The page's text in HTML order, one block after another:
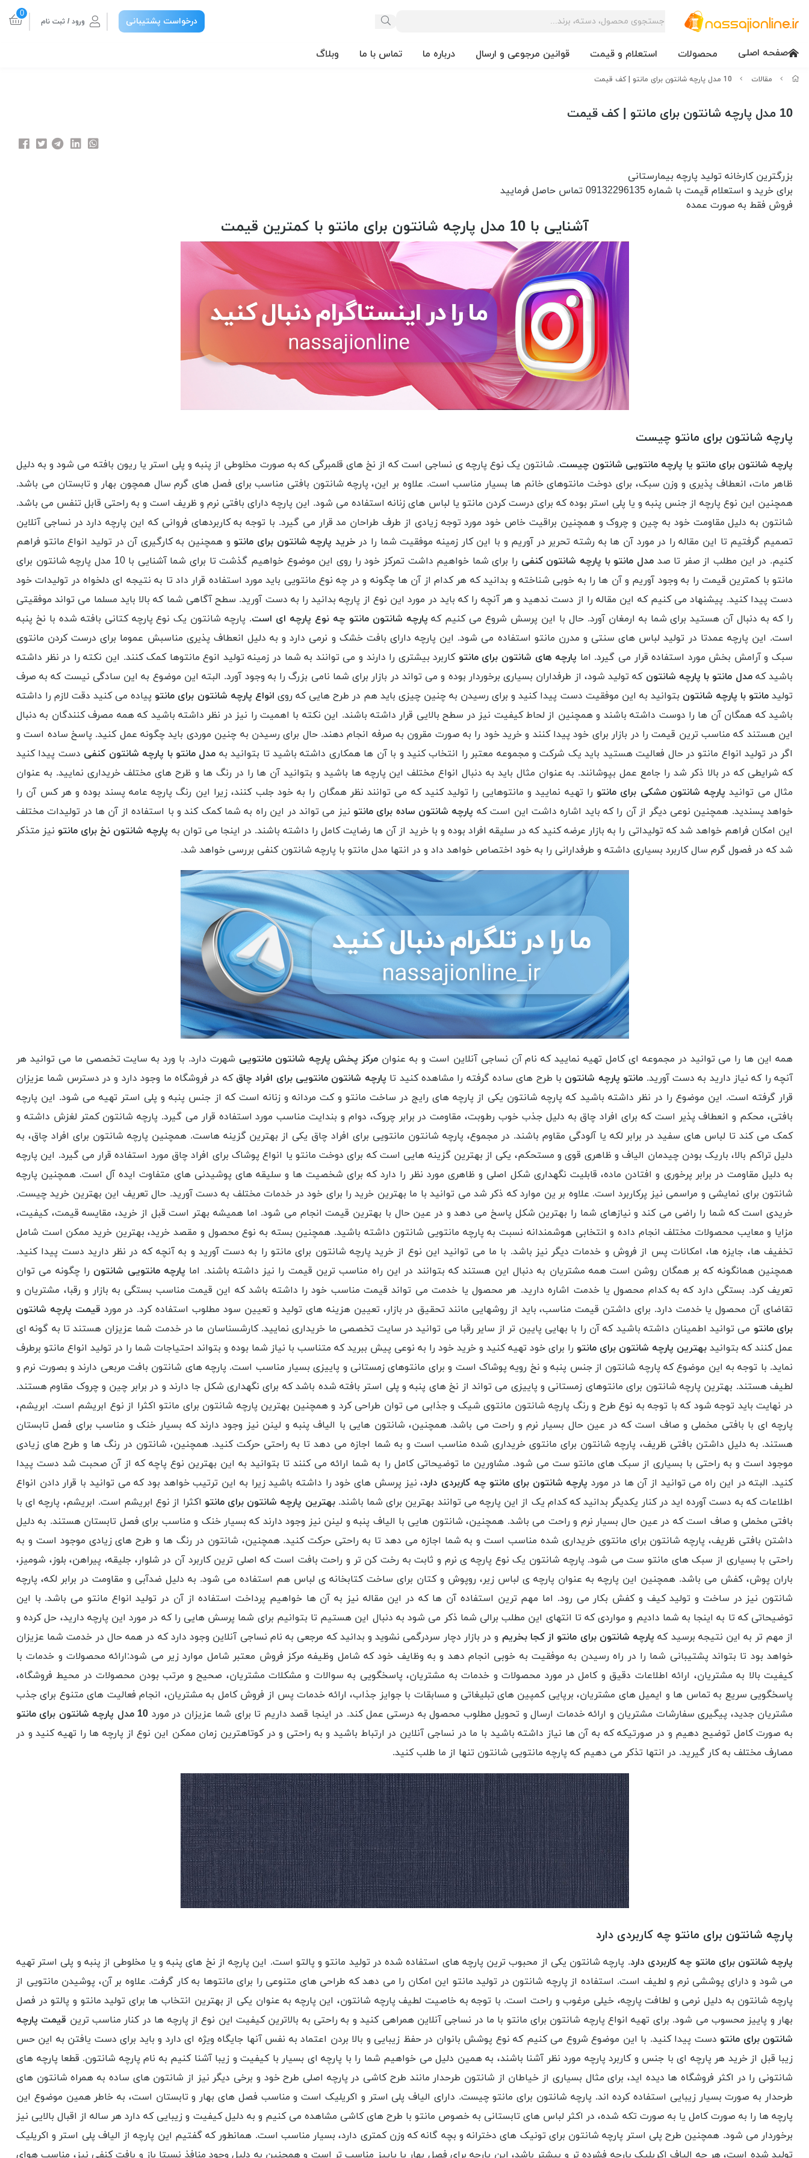
درخواست پشتیبانی ورود / ثبت نام
0
صفحه اصلی محصولات استعلام و قیمت قوانین مرجوعی و ارسال درباره ما تماس با ما وبلاگ
مقالات
10 مدل پارچه شانتون برای مانتو | کف قیمت
بزرگترین کارخانه تولید پارچه بیمارستانی
برای خرید و استعلام قیمت با شماره 09132296135 تماس حاصل فرمایید
فروش فقط به صورت عمده
آشنایی با 10 مدل پارچه شانتون برای مانتو با کمترین قیمت
پارچه شانتون برای مانتو چیست
پارچه شانتون برای مانتو یا پارچه مانتویی شانتون چیست. شانتون یک نوع پارچه ی نساجی است که از نخ های قلمبرگی که به صورت مخلوطی از پنبه و پلی استر یا ریون بافته می شود و به دلیل
ظاهر مات، انعطاف پذیری و وزن سبک، برای دوخت مانتوهای خانم ها بسیار مناسب است. علاوه بر این، پارچه شانتون بافتی مناسب برای فصل های گرم سال همچون بهار و تابستان می باشد.
همچنین این نوع پارچه از جنس پنبه و یا پلی استر بوده که برای درست کردن مانتو یا لباس های زنانه استفاده می شود. این پارچه دارای بافتی نرم و ظریف است و به راحتی قابل تنفس می باشد.
شانتون به دلیل مقاومت خود به چین و چروک و همچنین براقیت خاص خود مورد توجه زیادی از طرف طراحان مد قرار می گیرد. با توجه به کاربردهای فروانی که این پارچه دارد در نساجی آنلاین
تصمیم گرفتیم تا این مقاله را در مورد آن ها به رشته تحریر در آوریم و با این کار زمینه موفقیت شما را در خرید پارچه شانتون برای مانتو و همچنین به کارگیری آن در تولید انواع مانتو فراهم
کنیم. در این مطلب از صفر تا صدمدل مانتو با پارچه شانتون کنفی
را برای شما خواهیم داشت تمرکز خود را روی این موضوع خواهیم گذشت تا برای شما آشنایی با 10 مدل پارچه شانتون برای
مانتو با کمترین قیمت را به وجود آوریم و آن ها را به خوبی شناخته و بدانید که هر کدام از آن ها چگونه و در چه نوع مانتویی باید مورد استفاده قرار داد تا به نتیجه ای دلخواه در تولیدات خود
دست پیدا کنید. پیشنهاد می کنیم که این مقاله را از دست ندهید و هر آنچه را که باید در مورد این نوع از پارچه بدانید را به دست آورید. سطح آگاهی شما که بالا باید مسلما می تواند موفقیتی
را که به دنبال آن هستید برای شما به ارمغان آورد. حال با این پرسش شروع می کنیم که پارچه شانتون مانتو چه نوع پارچه ای است. پارچه شانتون یک نوع پارچه کتانی بافته شده با نخ پنبه
است. این پارچه عمدتا در تولید لباس های سنتی و مدرن مانتو استفاده می شود. این پارچه دارای بافت خشک و نرمی دارد و به دلیل انعطاف پذیری مناسبش عموما برای درست کردن مانتوی
سبک و آرامش بخش مورد استفاده قرار می گیرد. اما پارچه های شانتون برای مانتوکاربرد بیشتری را دارند و می توانند به شما در زمینه تولید انوع مانتوها کمک کنند. این نکته را در نظر داشته
باشید کهمدل مانتو با پارچه شانتون که تولید شود، از طرفداران بسیاری برخوردار بوده و می تواند در بازار برای شما نامی بزرگ را به وجود آورد. البته این موضوع به این سادگی نیست که به صرف
تولیدمانتو با پارچه شانتون بتوانید به این موفقیت دست پیدا کنید و برای رسیدن به چنین چیزی باید هم در طرح هایی که روی انواع پارچه شانتون برای مانتو پیاده می کنید دقت لازم را داشته
باشید که همگان آن ها را دوست داشته باشند و همچنین از لحاط کیفیت نیز در سطح بالایی قرار داشته باشند. این نکته با اهمیت را نیز در نظر داشته باشید که همه مصرف کنندگان به دنبال
این هستند که مناسب ترین قیمت را در بازار برای خود پیدا کنند و خرید خود را به صورت مقرون به صرفه انجام دهند. حال برای رسیدن به چنین موردی باید چگونه عمل کنید. پاسخ ساده است و
اگر در تولید انواع مانتو در حال فعالیت هستید باید یک شرکت و مجموعه معتبر را انتخاب کنید و با آن ها همکاری داشته باشید تا بتوانید به مدل مانتو با پارچه شانتون کنفی دست پیدا کنید
که شرایطی که در بالا ذکر شد را جامع عمل بپوشانند. به عنوان مثال باید به دنبال انواع مختلف این پارچه ها باشید و بتوانید آن ها را در رنگ ها و ظرح های مختلف خریداری نمایید. به عنوان
مثال می توانید پارچه شانتون مشکی برای مانتو را تهیه نمایید و مانتوهایی را تولید کنید که می توانند نظر همگان را به خود جلب کنند، زیرا این رنگ پارچه عامه پسند بوده و هر کس آن را
خواهد پسندید. همچنین نوعی دیگر از آن را که باید اشاره داشت این است که پارچه شانتون ساده برای مانتو نیز می تواند در این راه به شما کمک کند و با استفاده از آن ها در تولیدات مختلف
این امکان فراهم خواهد شد که تولیداتی را به بازار عرضه کنید که در سلیقه افراد بوده و با خرید از آن ها رضایت کامل را داشته باشند. در اینجا می توان به پارچه شانتون نخ برای مانتو نیز متذکر
شد که در فصول گرم سال کاربرد بسیاری داشته و طرفدارانی را به خود اختصاص خواهد داد و در انتها مدل مانتو با پارچه شانتون کنفی بررسی خواهد شد.
همه این ها را می توانید در مجموعه ای کامل تهیه نمایید که نام آن نساجی آنلاین است و به عنوان مرکز پخش پارچه شانتون مانتویی شهرت دارد. با ورد به سایت تخصصی ما می توانید هر
آنچه را که نیاز دارید به دست آورید. مانتو پارچه شانتون با طرح های ساده گرفته را مشاهده کنید تا پارچه شانتون مانتویی برای افراد چاقکه در فروشگاه ما وجود دارد و در دسترس شما عزیزان
قرار گرفته است. این موضوع را در نظر داشته باشید که پارچه شانتون یکی از پارچه های رایج در ساخت مانتو و کت مردانه و زنانه است که از جنس پنبه و پلی استر تهیه می شود. این پارچه
بافتی، محکم و انعطاف پذیر است که برای افراد چاق به دلیل جذب خوب رطوبت، مقاومت در برابر چروک، دوام و بندایت مناسب مورد استفاده قرار می گیرد. پارچه شانتون کمتر لغزش داشته و
کمک می کند تا لباس های سفید در برابر لکه یا آلودگی مقاوم باشند. در مجموع، پارچه شانتون مانتویی برای افراد چاق یکی از بهترین گزینه هاست. همچنین پارچه شانتون برای افراد چاق، به
دلیل تراکم بالا، باریک بودن چیدمان الیاف و ظاهری قوی و مستحکم، یکی از بهترین گزینه هایی است که برای دوخت مانتو یا انواع پوشاک برای افراد چاق مورد استفاده قرار می گیرد. این پارچه
به دلیل مقاومت در برابر پرخوری و افتادن ماده، قابلیت نگهداری شکل اصلی و ظاهری مورد نظر را دارد که برای شخصیت ها و سلیقه های پوشیدنی های متفاوت ایده آل است. همچنین پارچه
شانتون برای نمایشی و مراسمی نیز پرکاربرد است. علاوه بر ین موارد که ذکر شد می توانید با ما بهترین خرید را برای خود در خدمات مختلف به دست آورید. حال تعریف این بهترین خرید چیست.
خریدی است که شما را راضی می کند و نیازهای شما را بهترین شکل پاسخ می دهد و در عین حال با بهترین قیمت انجام می شود. اما همیشه بهتر است قبل از خرید، مقایسه قیمت، کیفیت،
مزایا و معایب محصولات مختلف انجام داده و انتخابی هوشمندانه نسبت به پارچه مانتویی شانتون داشته باشید. همچنین بسته به نوع محصول و مقصد خرید، بهترین خرید ممکن است شامل
تخفیف ها، جایزه ها، امکانات پس از فروش و خدمات دیگر نیز باشد. با ما می توانید این نوع از خرید پارچه شانتون برای مانتو را به دست آورید و به آنچه که در نظر دارید دست پیدا کنید.
همچنین همانگونه که بر همگان روشن است همه مشتریان به دنبال این هستند که بتوانند در این راه مناسب ترین قیمت را نیز داشته باشند. اما پارچه مانتویی شانتون را چگونه می توان
تعریف کرد. بستگی دارد که به کدام محصول یا خدمت اشاره دارید. هر محصول یا خدمت می تواند قیمت مناسب خود را داشته باشد که این قیمت مناسب بستگی به بازار و رقبا، مشتریان و
تقاضای آن محصول یا خدمت دارد. برای داشتن قیمت مناسب، باید از روشهایی مانند تحقیق در بازار، تعیین هزینه های تولید و تعیین سود مطلوب استفاده کرد. در مورد قیمت پارچه شانتون
برای مانتو می توانید اطمینان داشته باشید که آن را با بهایی پایین تر از سایر رقبا می توانید در سایت تخصصی ما خریداری نمایید. کارشسناسان ما در خدمت شما عزیزان هستند تا به گونه ای
عمل کنند که بتوانید بهترین پارچه شانتون برای مانتو را برای خود تهیه کنید و خرید خود را به نوعی پیش ببرید که متناسب با نیاز شما بوده و بتواند احتیاجات شما را در تولید انواع مانتو برطرف
نماید. با توجه به این موضوع که پارچه شانتون از جنس پنبه و نخ رویه پوشاک است و برای مانتوهای زمستانی و پاییزی بسیار مناسب است. پارچه های شانتون بافت مربعی دارند و بصورت نرم و
لطیف هستند. بهترین پارچه شانتون برای مانتوهای زمستانی و پاییزی می تواند از نخ های پنبه و پلی استر بافته شده باشد که برای نگهداری شکل جا دارند و در برابر چین و چروک مقاوم هستند.
در نهایت باید توجه شود که با توجه به نوع طرح و رنگ پارچه شانتون مانتوی شیک و جذابی می توان طراحی کرد و همچنین بهترین پارچه شانتون برای مانتو اکثرا از نوع ابریشم است. ابریشم،
پارچه ای با بافتی مخملی و صاف است که در عین حال بسیار نرم و راحت می باشد. همچنین، شانتون هایی با الیاف پنبه و لینن نیز وجود دارند که بسیار خنک و مناسب برای فصل تابستان
هستند. به دلیل داشتن بافتی ظریف، پارچه شانتون برای مانتوی خریداری شده مناسب است و به شما اجازه می دهد تا به راحتی حرکت کنید. همچنین، شانتون در رنگ ها و طرح های زیادی
موجود است و به راحتی با بسیاری از سبک های مانتو ست می شود. مشاورین ما توضیحاتی کامل را به شما ارائه می کنند تا بتوانید به این بهترین نوع پاچه که از آن صحبت شد دست پیدا
کنید. البته در این راه می توانید از آن ها در مورد پارچه شانتون برای مانتو چه کاربردی دارد، نیز پرسش های خود را داشته باشید زیرا به این ترتیب خواهد بود که می توانید با قرار دادن انواع
اطلاعات که به دست آورده اید در کنار یکدیگر بدانید که کدام یک از این پارچه می توانند بهترین برای شما باشند.بهترین پارچه شانتون برای مانتو اکثرا از نوع ابریشم است. ابریشم، پارچه ای با
بافتی مخملی و صاف است که در عین حال بسیار نرم و راحت می باشد. همچنین، شانتون هایی با الیاف پنبه و لینن نیز وجود دارند که بسیار خنک و مناسب برای فصل تابستان هستند. به دلیل
داشتن بافتی ظریف، پارچه شانتون برای مانتوی خریداری شده مناسب است و به شما اجازه می دهد تا به راحتی حرکت کنید. همچنین، شانتون در رنگ ها و طرح های زیادی موجود است و به
راحتی با بسیاری از سبک های مانتو ست می شود. پارچه شانتون یک نوع پارچه ی نرم و ثابت به رخت کن تر و راحت بافت است که اصلی ترین کاربرد آن در شلوار، جلیقه، پیراهن، بلوز، شومیز،
باران پوش، کفش می باشد. همچنین این پارچه به عنوان پارچه ی لباس زیر، روپوش و کتان برای ساخت کتابخانه ی لباس هم استفاده می شود. به دلیل ضدآبی و مقاومت در برابر لکه، پارچه
شانتون نیز در ساخت و تولید کیف و کفش بکار می رود. اما مهم ترین استفاده آن ها که در این مقاله نیز به آن ها خواهیم پرداخت استفاده از آن در تولید انواع مانتو می باشد. با این
توضیحاتی که تا به اینجا به شما دادیم و مواردی که تا انتهای این مطلب برالی شما ذکر می شود به دنبال این هستیم تا بتوانیم برای شما پرسش هایی را که در مورد این پارچه دارید، حل کرده و
از مهم تر به این نتیجه برسید که پارچه شانتون برای مانتو از کجا بخریم و در بازار دچار سردرگمی نشوید و بدانید که مرجعی به نام نساجی آنلاین وجود دارد که در همه حال در خدمت شما عزیزان
خواهد بود تا بتواند پشتیبانی شما را در راه رسیدن به موفقیت به خوبی انجام دهد و به وظایف خود که شامل وظیفه مرکز فروش معتبر شامل موارد زیر می شود:ارائه محصولات و خدمات با
کیفیت بالا به مشتریان، ارائه اطلاعات دقیق و کامل در مورد محصولات و خدمات به مشتریان، پاسخگویی به سوالات و مشکلات مشتریان، صحیح و مرتب بودن محصولات در محیط فروشگاه،
پاسخگویی سریع به تماس ها و ایمیل های مشتریان، برپایی کمپین های تبلیغاتی و مسابقات با جوایز جذاب، ارائه خدمات پس از فروش کامل به مشتریان، انجام فعالیت های متنوع برای جذب
مشتریان جدید، پیگیری سفارشات مشتریان و ارائه خدمات ارسال و تحویل مطلوب محصول به درستی عمل کند. در اینجا قصد داریم تا برای شما عزیزان در مورد 10 مدل پارچه شانتون برای مانتو
به صورت کامل توضیح دهیم و در صورتیکه که به آن ها نیاز داشته باشید با ما در نساجی آنلاین در ارتباط باشید و به راحتی و در کوتاهترین زمان ممکن این نوع از پارچه ها را تهیه کنید و در
مصارف مختلف به کار گیرید. در انتها تذکر می دهیم که پارچه مانتویی شانتون تنها از ما طلب کنید.
پارچه شانتون برای مانتو چه کاربردی دارد
پارچه شانتون برای مانتو چه کاربردی دارد. پارچه شانتون یکی از محبوب ترین پارچه های استفاده شده در تولید مانتو و پالتو است. این پارچه از نخ های پنبه و یا مخلوطی از پنبه و پلی استر تهیه
می شود و دارای پوششی نرم و لطیف است. استفاده از پارچه شانتون در تولید مانتو این امکان را می دهد که طراحی های متنوعی را برای مانتوها به کار گرفت. علاوه بر آن، پوشیدن مانتویی از
پارچه شانتون به دلیل نرمی و لطافت پارچه، خیلی مرغوب و راحت است. با توجه به خاصیت لطیف پارچه شانتون، این پارچه به عنوان یکی از بهترین انتخاب ها برای تولید مانتو و پالتو در فصل
بهار و پاییز محسوب می شود. برای تهیه انواع پارچه شانتون برای مانتو با ما در نساجی آنلاین همراهی کنید و به راحتی به بالاترین کیفیت این نوع از پارچه ها در کنار مناسب ترین قیمت پارچه
شانتون برای مانتو دست پیدا کنید. با این موضوع شروع می کنیم که نوع پوشش بانوان در حفظ زیبایی و بالا بردن اعتماد به نفس آنها جایگاه ویژه ای دارد و باید برای دست یافتن به این حس
زیبا قبل از خرید هر پارچه ای با جنس و کاربرد پارچه مورد نظر آشنا باشند، به همین دلیل می خواهیم شما را با پارچه ای بسیار با کیفیت و زیبا آشنا کنیم به نام پارچه شانتون. قطعا پارچه‎ های
شانتونی را در اکثر فروشگاه ها دیده اید، برای مثال بسیاری از خیاطان از شانتون طرحدار مانند طرح کاشی در پارچه اصلی طرح خود و برخی دیگر نیز از شانتون های ساده به همراه شانتون های
طرحدار به صورت بسیار زیبایی استفاده کرده اند. پارچه شانتون برای مانتو چیست. دارای الیاف پلی استر و اکریلیک است و مناسب فصل های بهار و تابستان است، به خاطر همین موضوع این
پارچه ها را به صورت کامل یا به صورت تکه شده، در اکثر لباس های تابستانی به خصوص مانتو با طرح های کاشی مشاهده می کنیم و به دلیل کیفیت و زیبایی که دارد هر ساله از اقبال بالایی نیز
برخوردار می شود. همچنین طرح پلی استر پارچه شانتون برای تونیک های دخترانه و بچه گانه که وزن کمتری دارد، بسیار مناسب است. همانطور که گفتیم این پارچه از الیاف پلی استر و اکریلیک
تولید شده است، هر چه الیاف اکریلیک پارچه فشرده تر و بیشتر باشد، این پارچه برای فصل بهار یا پاییز مناسب تر است و همچنین به دلیل وجود منافذ نسبتا باز و بافت کنفی نیز، مناسب هوای